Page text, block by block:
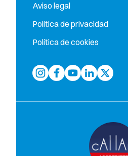
Aviso legal
Política de privacidad
Política de cookies